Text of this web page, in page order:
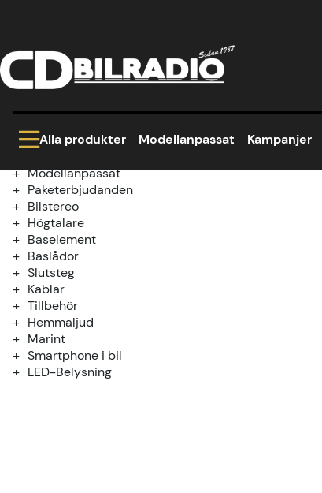
Alla produkter Modellanpassat Kampanjer
Kategoriträd
Fyndhörna
Modellanpassat
Paketerbjudanden
Bilstereo
Högtalare
Baselement
Baslådor
Slutsteg
Kablar
Tillbehör
Hemmaljud
Marint
Smartphone i bil
LED-Belysning